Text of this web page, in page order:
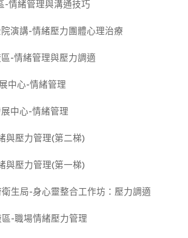
-情緒管理與溝通技巧
演講-情緒壓力團體心理治療
-情緒管理與壓力調適
中心-情緒管理
中心-情緒管理
與壓力管理(第二梯)
與壓力管理(第一梯)
生局-身心靈整合工作坊：壓力調適
-職場情緒壓力管理